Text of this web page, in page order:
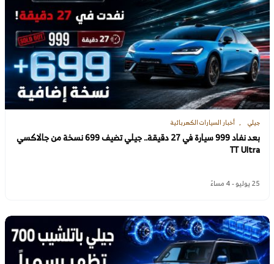
جيلي أخبار السيارات الكهربائية
بعد نفاد 999 سيارة في 27 دقيقة.. جيلي تضيف 699 نسخة من جالاكسي
TT Ultra
25 يوليو - 4 مساءً